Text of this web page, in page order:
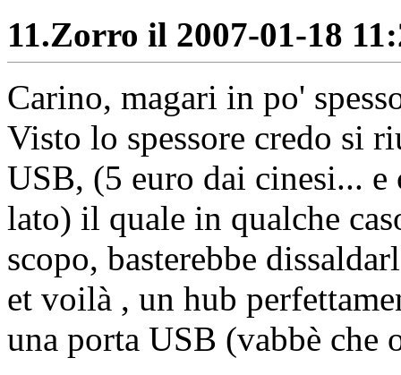
11.Zorro il 2007-01-18
Carino, magari in po'
Visto lo spessore credo si
USB, (5 euro dai cinesi... e
lato) il quale in qualche
scopo, basterebbe
et voilà , un hub
una porta USB (vabbè che